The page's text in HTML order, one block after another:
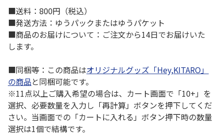
■送料：800円（税込）
■発送方法：ゆうパックまたはゆうパケット
■商品のお届けについて：ご注文から14日でお届けいた
します。
■同梱等：この商品はオリジナルグッズ「Hey,KITARO」
の商品と同梱可能です。
※11点以上ご購入希望の場合は、カート画面で「10+」を
選択、必要数量を入力し「再計算」ボタンを押下してくだ
さい。当画面での「カートに入れる」ボタン押下時の数量
選択は1個で結構です。